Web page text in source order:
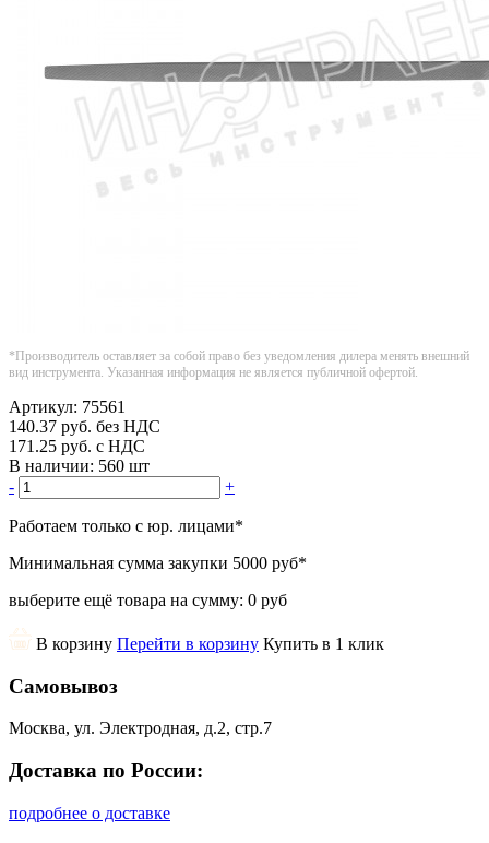
*Производитель оставляет за собой право без уведомления дилера менять внешний
вид инструмента. Указанная информация не является публичной офертой.
Артикул: 75561
140.37 руб. без НДС
171.25 руб. с НДС
В наличии: 560 шт
-
+
Работаем только с юр. лицами*
Минимальная сумма закупки 5000 руб*
выберите ещё товара на сумму: 0 руб
В корзину Перейти в корзину Купить в 1 клик
Самовывоз
Москва, ул. Электродная, д.2, стр.7
Доставка по России:
подробнее о доставке